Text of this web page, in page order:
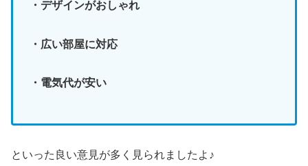
・デザインがおしゃれ
・広い部屋に対応
・電気代が安い
といった良い意見が多く見られましたよ♪